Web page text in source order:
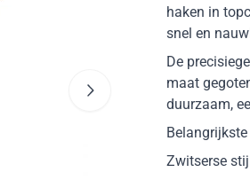
haken in
snel en
De
maat
duurzaam,
Zwitserse